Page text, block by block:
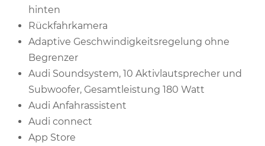
hinten
Rückfahrkamera
Adaptive Geschwindigkeitsregelung ohne
Begrenzer
Audi Soundsystem, 10 Aktivlautsprecher und
Subwoofer, Gesamtleistung 180 Watt
Audi Anfahrassistent
Audi connect
App Store